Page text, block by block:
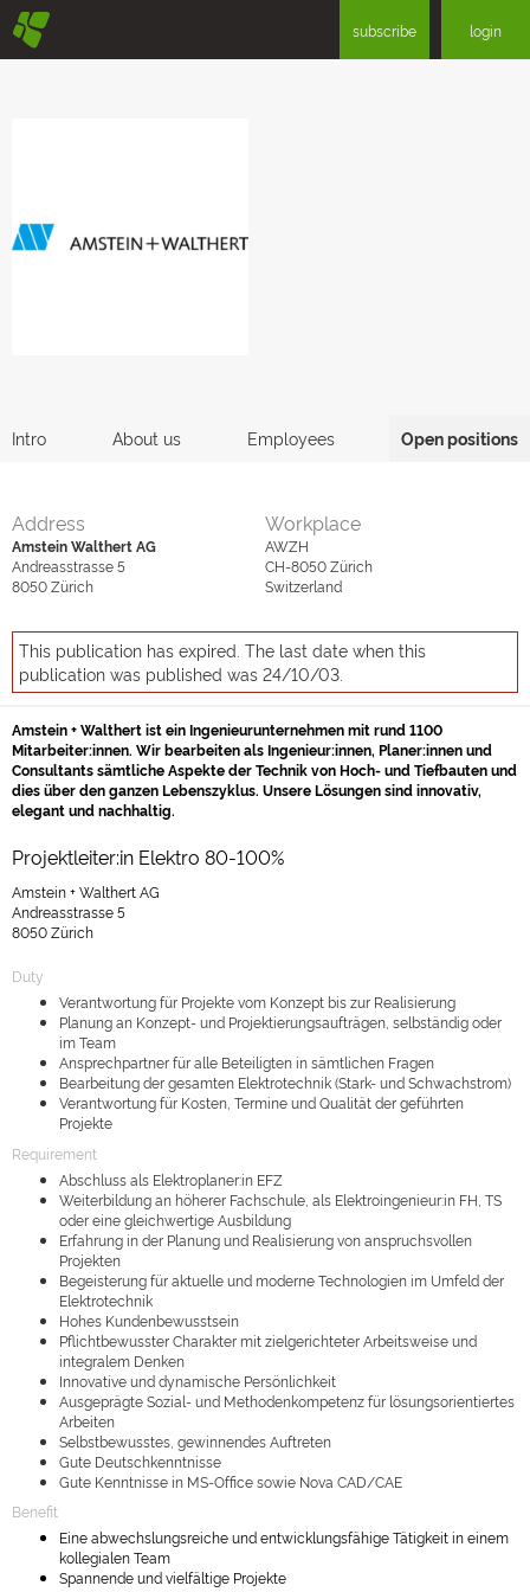
§ subscribe login
Intro About us Employees Open positions
Address
Amstein Walthert AG
Andreasstrasse 5
8050Zürich
Workplace
AWZH
CH-8050Zürich
Switzerland
This publication has expired. The last date when this
publication was published was 24/10/03.
Amstein + Walthert ist ein Ingenieurunternehmen mit rund 1100
Mitarbeiter:innen. Wir bearbeiten als Ingenieur:innen, Planer:innen und
Consultants sämtliche Aspekte der Technik von Hoch- und Tiefbauten und
dies über den ganzen Lebenszyklus. Unsere Lösungen sind innovativ,
elegant und nachhaltig.
Projektleiter:in Elektro 80-100%
Amstein + Walthert AG
Andreasstrasse 5
8050 Zürich
Duty
Verantwortung für Projekte vom Konzept bis zur Realisierung
Planung an Konzept- und Projektierungsaufträgen, selbständig oder
im Team
Ansprechpartner für alle Beteiligten in sämtlichen Fragen
Bearbeitung der gesamten Elektrotechnik (Stark- und Schwachstrom)
Verantwortung für Kosten, Termine und Qualität der geführten
Projekte
Requirement
Abschluss als Elektroplaner:in EFZ
Weiterbildung an höherer Fachschule, als Elektroingenieur:in FH, TS
oder eine gleichwertige Ausbildung
Erfahrung in der Planung und Realisierung von anspruchsvollen
Projekten
Begeisterung für aktuelle und moderne Technologien im Umfeld der
Elektrotechnik
Hohes Kundenbewusstsein
Pflichtbewusster Charakter mit zielgerichteter Arbeitsweise und
integralem Denken
Innovative und dynamische Persönlichkeit
Ausgeprägte Sozial- und Methodenkompetenz für lösungsorientiertes
Arbeiten
Selbstbewusstes, gewinnendes Auftreten
Gute Deutschkenntnisse
Gute Kenntnisse in MS-Office sowie Nova CAD/CAE
Benefit
Eine abwechslungsreiche und entwicklungsfähige Tätigkeit in einem
kollegialen Team
Spannende und vielfältige Projekte